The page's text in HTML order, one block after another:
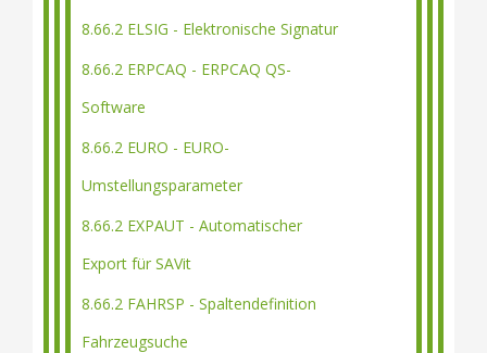
8.66.2 ELSIG - Elektronische Signatur
8.66.2 ERPCAQ - ERPCAQ QS-
Software
8.66.2 EURO - EURO-
Umstellungsparameter
8.66.2 EXPAUT - Automatischer
Export für SAVit
8.66.2 FAHRSP - Spaltendefinition
Fahrzeugsuche